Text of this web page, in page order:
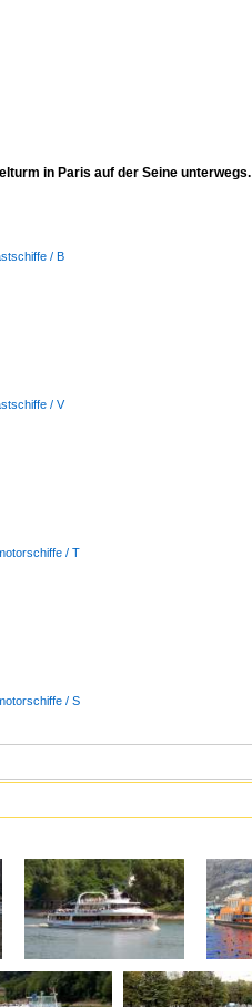
in Paris auf der Seine unterwegs.
/ B
/ V
/ T
/ S